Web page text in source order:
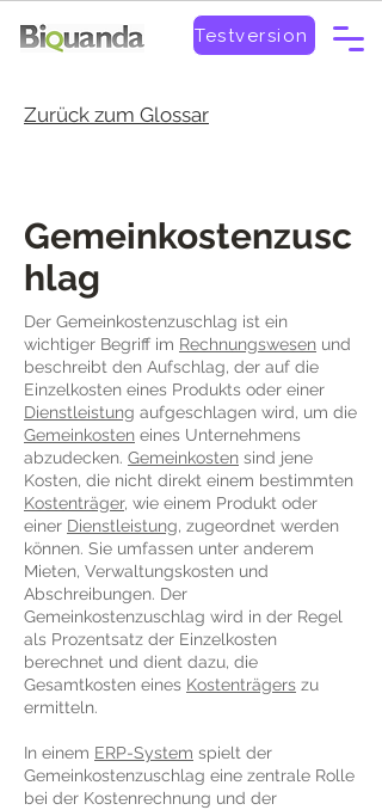
Testversion
Zurück zum Glossar
Gemeinkostenzusc
hlag
Der Gemeinkostenzuschlag ist ein
wichtiger Begriff im Rechnungswesen und
beschreibt den Aufschlag, der auf die
Einzelkosten eines Produkts oder einer
Dienstleistung aufgeschlagen wird, um die
Gemeinkosten eines Unternehmens
abzudecken. Gemeinkosten sind jene
Kosten, die nicht direkt einem bestimmten
Kostenträger, wie einem Produkt oder
einer Dienstleistung, zugeordnet werden
können. Sie umfassen unter anderem
Mieten, Verwaltungskosten und
Abschreibungen. Der
Gemeinkostenzuschlag wird in der Regel
als Prozentsatz der Einzelkosten
berechnet und dient dazu, die
Gesamtkosten eines Kostenträgers zu
ermitteln.
In einem ERP-System spielt der
Gemeinkostenzuschlag eine zentrale Rolle
bei der Kostenrechnung und der